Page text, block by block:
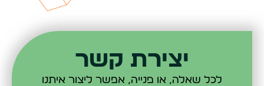
יצירת קשר
לכל שאלה, או פנייה, אפשר ליצור איתנו